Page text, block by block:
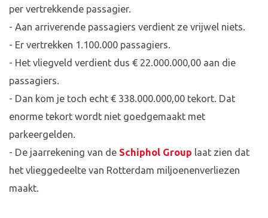
per vertrekkende passagier.
- Aan arriverende passagiers verdient ze vrijwel niets.
- Er vertrekken 1.100.000 passagiers.
- Het vliegveld verdient dus € 22.000.000,00 aan die
passagiers.
- Dan kom je toch echt € 338.000.000,00 tekort. Dat
enorme tekort wordt niet goedgemaakt met
parkeergelden.
- De jaarrekening van de Schiphol Group laat zien dat
het vlieggedeelte van Rotterdam miljoenenverliezen
maakt.